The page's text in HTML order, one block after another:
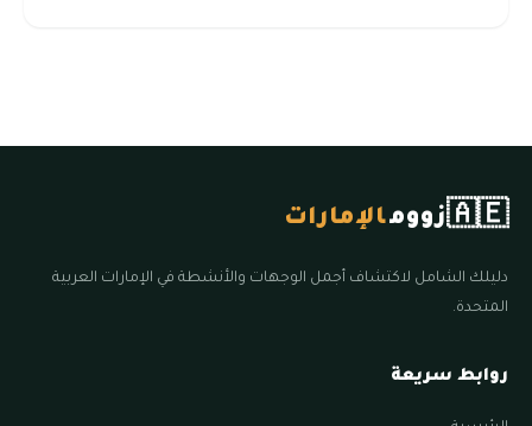
🇦🇪زوومالإمارات
دليلك الشامل لاكتشاف أجمل الوجهات والأنشطة في الإمارات العربية
المتحدة.
روابط سريعة